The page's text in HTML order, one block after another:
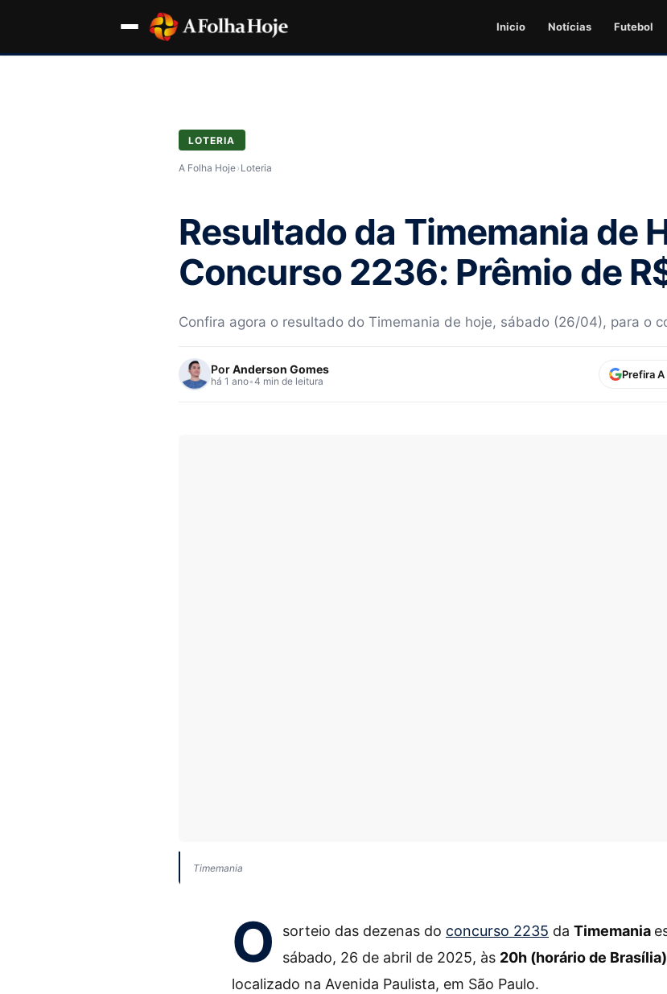
Inicio Notícias Futebol
LOTERIA
A Folha Hoje› Loteria
Resultado da Timemania de
Concurso 2236: Prêmio de
Confira agora o resultado do Timemania de hoje, sábado (26/04), para o
PorAnderson Gomes
há 1 ano•4 min de leitura
Prefira
Timemania
O sorteio das dezenas do concurso 2235 da Timemania
sábado, 26 de abril de 2025, às 20h (horário de Brasília)
localizado na Avenida Paulista, em São Paulo.